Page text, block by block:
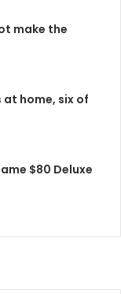
make the
home, six of
$80 Deluxe